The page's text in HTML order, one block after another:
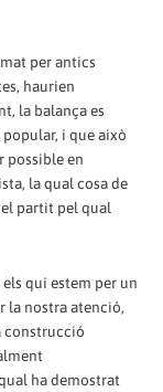
per antics
haurien
la balança es
i que això
possible en
la qual cosa de
partit pel qual
qui estem per un
la nostra atenció,
construcció
ha demostrat